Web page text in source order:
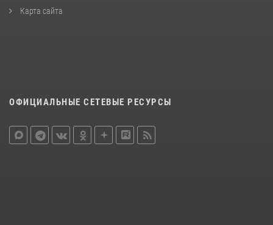
Карта сайта
ОФИЦИАЛЬНЫЕ СЕТЕВЫЕ РЕСУРСЫ